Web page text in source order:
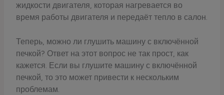
жидкости двигателя, которая нагревается во
время работы двигателя и передаёт тепло в салон.
Теперь, можно ли глушить машину с включённой
печкой? Ответ на этот вопрос не так прост, как
кажется. Если вы глушите машину с включённой
печкой, то это может привести к нескольким
проблемам.